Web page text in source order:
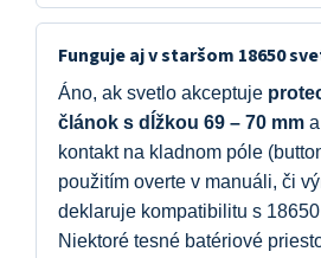
Funguje aj v staršom 18650
Áno, ak svetlo akceptuje
článok s dĺžkou 69 – 70 mm
kontakt na kladnom póle
použitím overte v manuáli, či
deklaruje kompatibilitu s
Niektoré tesné batériové